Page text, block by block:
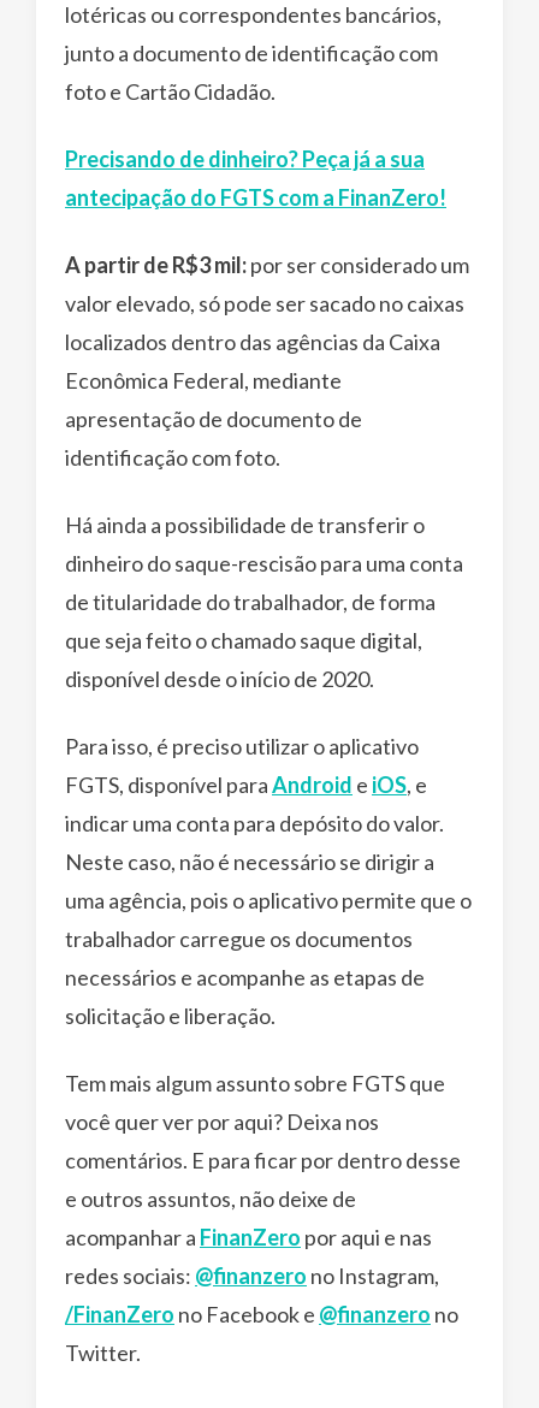
lotéricas ou correspondentes bancários,
junto a documento de identificação com
foto e Cartão Cidadão.
Precisando de dinheiro? Peça já a sua
antecipação do FGTS com a FinanZero!
A partir de R$3 mil:por ser considerado um
valor elevado, só pode ser sacado no caixas
localizados dentro das agências da Caixa
Econômica Federal, mediante
apresentação de documento de
identificação com foto.
Há ainda a possibilidade de transferir o
dinheiro do saque-rescisão para uma conta
de titularidade do trabalhador, de forma
que seja feito o chamado saque digital,
disponível desde o início de 2020.
Para isso, é preciso utilizar o aplicativo
FGTS, disponível paraAndroid e iOS, e
indicar uma conta para depósito do valor.
Neste caso, não é necessário se dirigir a
uma agência, pois o aplicativo permite que o
trabalhador carregue os documentos
necessários e acompanhe as etapas de
solicitação e liberação.
Tem mais algum assunto sobre FGTS que
você quer ver por aqui? Deixa nos
comentários. E para ficar por dentro desse
e outros assuntos, não deixe de
acompanhar a FinanZero por aqui e nas
redes sociais: @finanzero no Instagram,
/FinanZero no Facebook e @finanzero no
Twitter.